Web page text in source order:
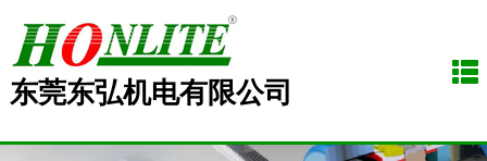
东莞东弘机电有限公司